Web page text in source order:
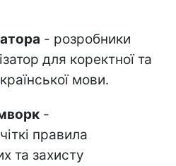
- розробники
для коректної та
мови.
-
правила
та захисту